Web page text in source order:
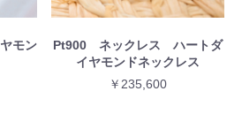
モン
Pt900 ネックレス ハートダ
イヤモンドネックレス
￥235,600